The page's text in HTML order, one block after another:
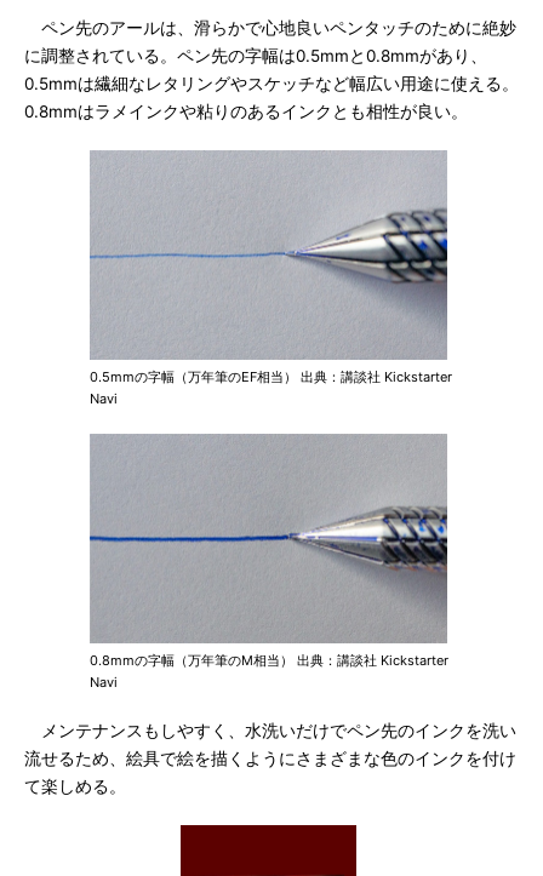
ペン先のアールは、滑らかで心地良いペンタッチのために絶妙
に調整されている。ペン先の字幅は0.5mmと0.8mmがあり、
0.5mmは繊細なレタリングやスケッチなど幅広い用途に使える。
0.8mmはラメインクや粘りのあるインクとも相性が良い。
0.5mmの字幅（万年筆のEF相当） 出典：講談社 Kickstarter
Navi
0.8mmの字幅（万年筆のM相当） 出典：講談社 Kickstarter
Navi
メンテナンスもしやすく、水洗いだけでペン先のインクを洗い
流せるため、絵具で絵を描くようにさまざまな色のインクを付け
て楽しめる。